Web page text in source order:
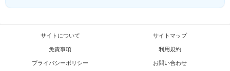
サイトについて サイトマップ
免責事項 利用規約
プライバシーポリシー お問い合わせ